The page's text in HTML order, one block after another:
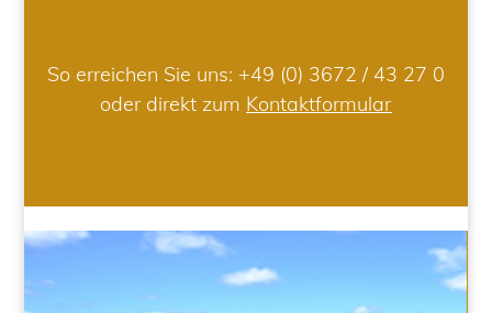
So erreichen Sie uns: +49 (0) 3672 / 43 27 0
oder direkt zum Kontaktformular